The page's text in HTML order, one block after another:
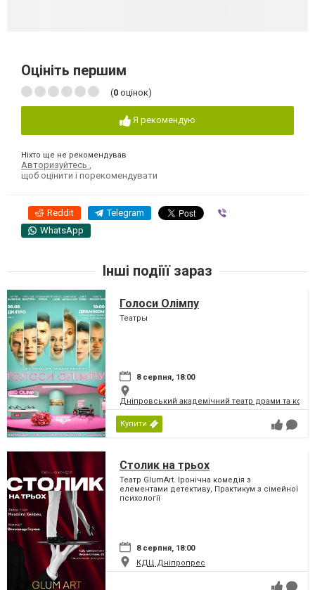
Оцініть першим
(0 оцінок)
Я рекомендую
Ніхто ще не рекомендував
Авторизуйтесь
щоб оцінити і порекомендувати
Reddit Telegram
WhatsApp
Інші подіїї зараз
Голоси Олімпу
Театры
8 серпня, 18:00
Дніпровський академічний театр драми та
Купити
Столик на трьох
Театр GlumArt. Іронічна комедія з
елементами детективу, Практикум з сімейної
психології
8 серпня, 18:00
КДЦ Дніпропрес